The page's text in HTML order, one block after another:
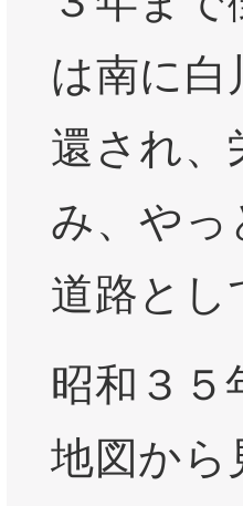
は南に白
還され、
み、やっ
道路とし
昭和３５
地図から